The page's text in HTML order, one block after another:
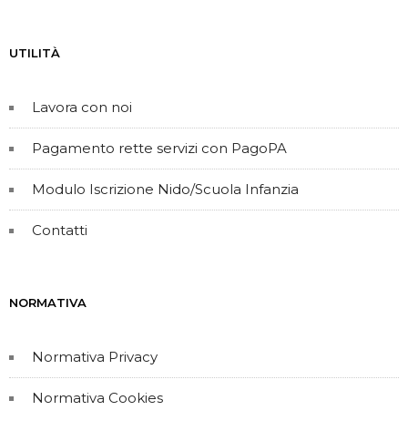
UTILITÀ
Lavora con noi
Pagamento rette servizi con PagoPA
Modulo Iscrizione Nido/Scuola Infanzia
Contatti
NORMATIVA
Normativa Privacy
Normativa Cookies